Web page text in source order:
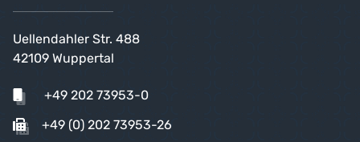
Uellendahler Str. 488
42109 Wuppertal
+49 202 73953-0
+49 (0) 202 73953-26